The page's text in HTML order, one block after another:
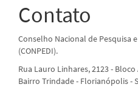
Contato
Conselho Nacional de Pesquisa
(CONPEDI).
Rua Lauro Linhares, 2123 - Bloco
Bairro Trindade - Florianópolis -